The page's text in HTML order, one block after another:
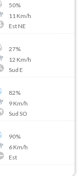
50%
11 Km/h
Est NE
27%
12 Km/h
Sud E
82%
9Km/h
Sud SO
90%
6Km/h
Est